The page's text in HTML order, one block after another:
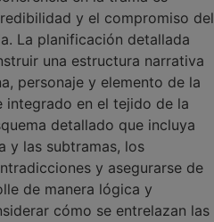
y el compromiso del
La planificación detallada
una estructura narrativa
personaje y elemento de la
integrado en el tejido de la
detallado que incluya
y las subtramas, los
y asegurarse de
de manera lógica y
cómo se entrelazan las